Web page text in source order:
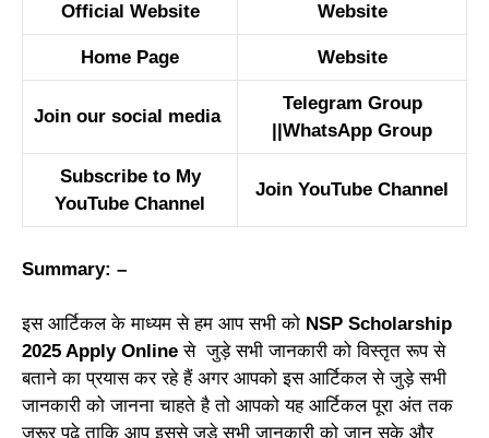
Official Website Website
Home Page Website
Join our social media
Telegram Group
WhatsApp Group
Subscribe to My
YouTube Channel
Join YouTube Channel
Summary: –
इस आर्टिकल के माध्यम से हम आप सभी को NSP Scholarship
2025 Apply Online से जुड़े सभी जानकारी को विस्तृत रूप से
बताने का प्रयास कर रहे हैं अगर आपको इस आर्टिकल से जुड़े सभी
जानकारी को जानना चाहते है तो आपको यह आर्टिकल पूरा अंत तक
जरूर पढ़े ताकि आप इससे जुड़े सभी जानकारी को जान सके और